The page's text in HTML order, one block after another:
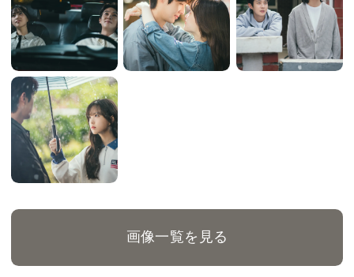
画像一覧を見る